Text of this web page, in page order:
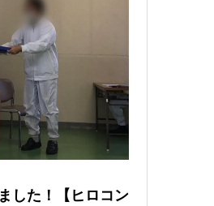
した！【ヒロコン